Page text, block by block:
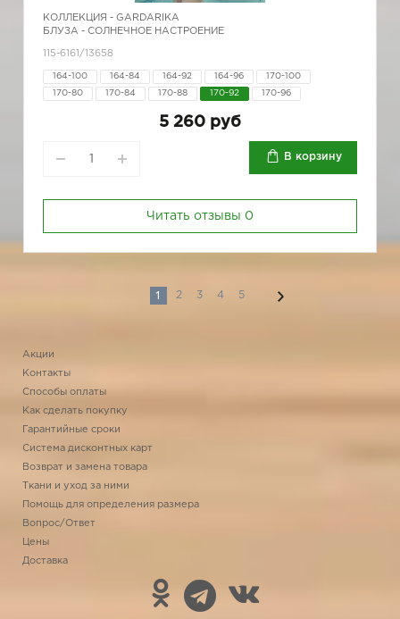
КОЛЛЕКЦИЯ - GARDARIKA
БЛУЗА - СОЛНЕЧНОЕ НАСТРОЕНИЕ
115-6161/13658
164-100 164-84 164-92 164-96 170-100
170-80 170-84 170-88 170-92 170-96
5 260 руб
В корзину
Читать отзывы 0
1 2 3 4 5
Акции
Контакты
Способы оплаты
Как сделать покупку
Гарантийные сроки
Система дисконтных карт
Возврат и замена товара
Ткани и уход за ними
Помощь для определения размера
Вопрос/Ответ
Цены
Доставка